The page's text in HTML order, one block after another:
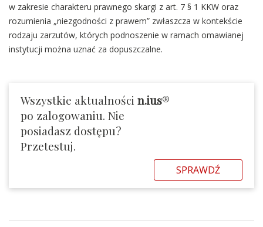
w zakresie charakteru prawnego skargi z art. 7 § 1 KKW oraz
rozumienia „niezgodności z prawem” zwłaszcza w kontekście
rodzaju zarzutów, których podnoszenie w ramach omawianej
instytucji można uznać za dopuszczalne.
Wszystkie aktualności n.ius®
po zalogowaniu. Nie
posiadasz dostępu?
Przetestuj.
SPRAWDŹ